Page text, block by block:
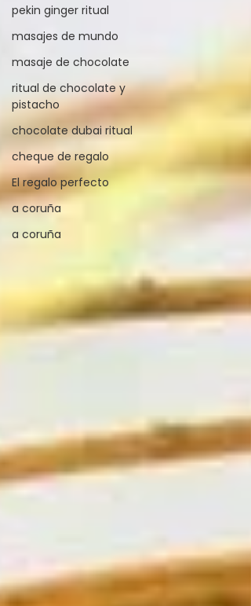
pekin ginger ritual
masajes de mundo
masaje de chocolate
ritual de chocolate y
pistacho
chocolate dubai ritual
cheque de regalo
El regalo perfecto
a coruña
a coruña